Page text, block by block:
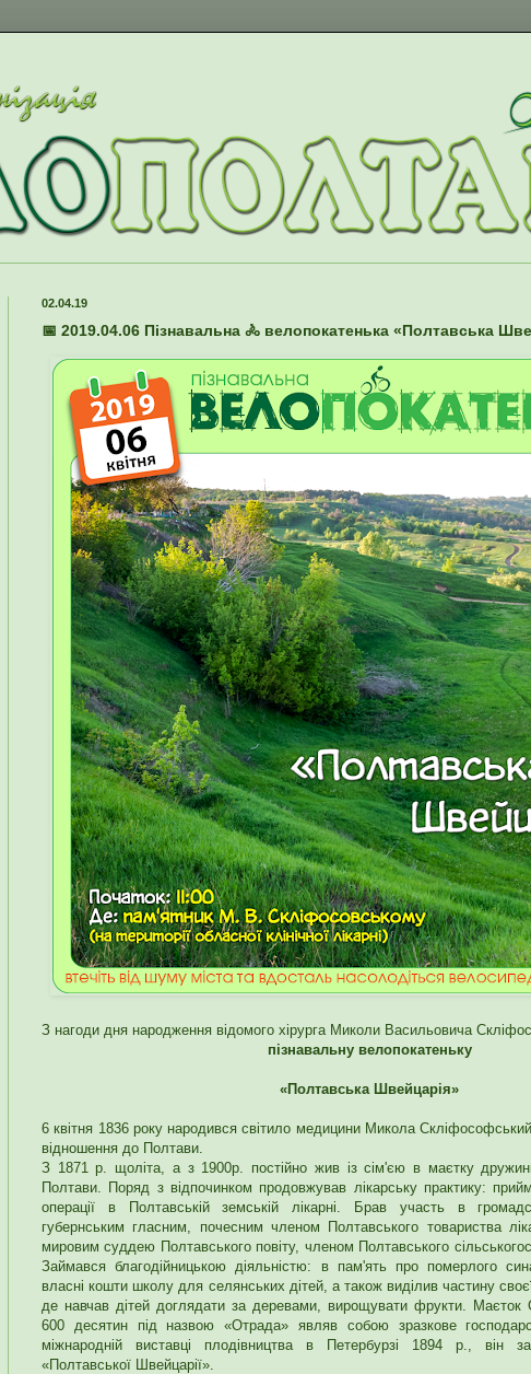
02.04.19
📅 2019.04.06 Пізнавальна 🚴 велопокатенька «Полтавська
З нагоди дня народження відомого хірурга Миколи Васильовича
пізнавальну велопокатеньку
«Полтавська Швейцарія»
6 квітня 1836 року народився світило медицини Микола
відношення до Полтави.
З 1871 р. щоліта, а з 1900р. постійно жив із сім'єю в маєтку
Полтави. Поряд з відпочинком продовжував лікарську практику:
операції в Полтавській земській лікарні. Брав участь в
губернським гласним, почесним членом Полтавського товариства
мировим суддею Полтавського повіту, членом Полтавського
Займався благодійницькою діяльністю: в пам'ять про померлого
власні кошти школу для селянських дітей, а також виділив частину
де навчав дітей доглядати за деревами, вирощувати фрукти.
600 десятин під назвою «Отрада» являв собою зразкове
міжнародній виставці плодівництва в Петербурзі 1894 р., він
«Полтавської Швейцарії».